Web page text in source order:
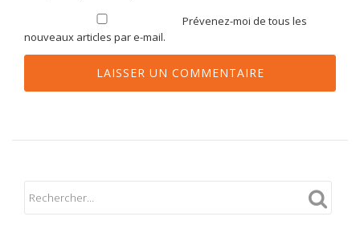
Prévenez-moi de tous les
nouveaux articles par e-mail.